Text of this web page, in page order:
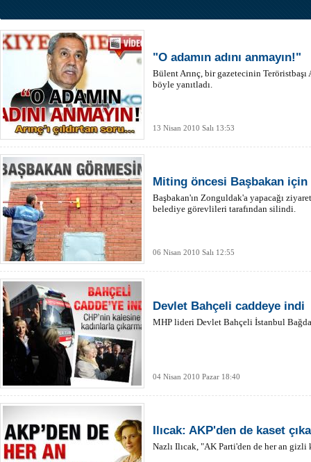
"O adamın adını anmayın!"
Bülent Arınç, bir gazetecinin
böyle yanıtladı.
13 Nisan 2010 Salı 13:53
Miting öncesi Başbakan için
Başbakan'ın Zonguldak'a yapacağı
belediye görevlileri tarafından silindi.
06 Nisan 2010 Salı 12:55
Devlet Bahçeli caddeye indi
MHP lideri Devlet Bahçeli İstanbul
04 Nisan 2010 Pazar 18:40
Ilıcak: AKP'den de kaset
Nazlı Ilıcak, "AK Parti'den de her an gizli